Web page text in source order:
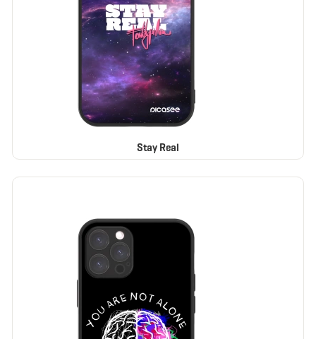
Stay Real